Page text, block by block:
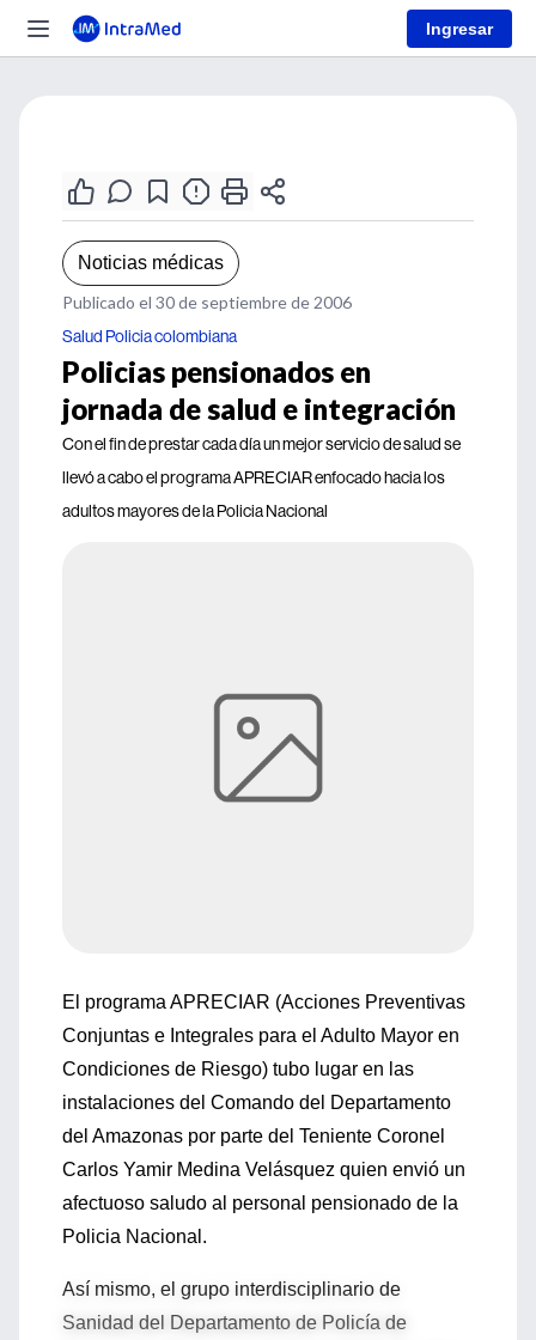
Ingresar
Noticias médicas
Publicado el 30 de septiembre de 2006
Salud Policia colombiana
Policias pensionados en
jornada de salud e integración
Con el fin de prestar cada día un mejor servicio de salud se
llevó a cabo el programa APRECIAR enfocado hacia los
adultos mayores de la Policia Nacional
El programa APRECIAR (Acciones Preventivas
Conjuntas e Integrales para el Adulto Mayor en
Condiciones de Riesgo) tubo lugar en las
instalaciones del Comando del Departamento
del Amazonas por parte del Teniente Coronel
Carlos Yamir Medina Velásquez quien envió un
afectuoso saludo al personal pensionado de la
Policia Nacional.
Así mismo, el grupo interdisciplinario de
Sanidad del Departamento de Policía de